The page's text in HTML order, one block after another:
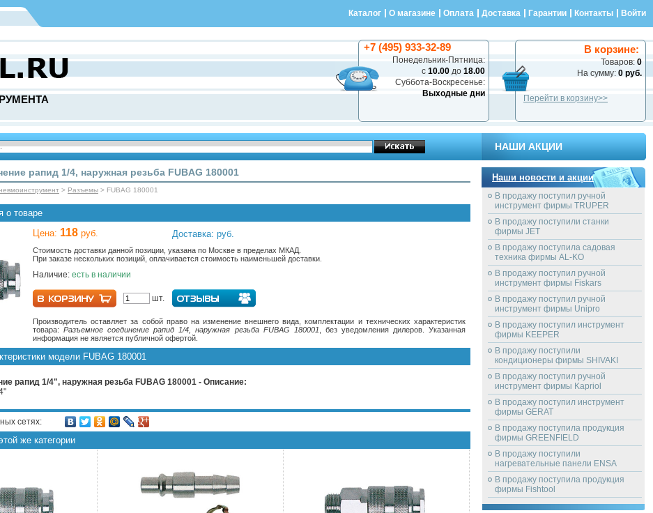
Каталог О магазине Оплата Доставка Гарантии Контакты Войти
В корзине:
Товаров: 0
На сумму: 0 руб.
Перейти в корзину>>
+7 (495) 933-32-89
Понедельник-Пятница:
с 10.00 до 18.00
Суббота-Воскресенье:
Выходные дни
НАШИ АКЦИИ
рапид 1/4, наружная резьба FUBAG 180001
> Разъемы > FUBAG 180001
о товаре
Цена: 118 руб. Доставка: руб.
Стоимость доставки данной позиции, указана по Москве в пределах МКАД.
При заказе нескольких позиций, оплачивается стоимость наименьшей доставки.
Наличие: есть в наличии
шт.
Производитель оставляет за собой право на изменение внешнего вида, комплектации и технических характеристик
товара:Разъемное соединение рапид 1/4, наружная резьба FUBAG 180001 , без уведомления дилеров. Указанная
информация не является публичной офертой.
модели FUBAG 180001
рапид 1/4", наружная резьба FUBAG 180001 - Описание:
сетях:
же категории
Наши новости и акции
В продажу поступил ручной
инструмент фирмы TRUPER
В продажу поступили станки
фирмы JET
В продажу поступила садовая
техника фирмы AL-KO
В продажу поступил ручной
инструмент фирмы Fiskars
В продажу поступил ручной
инструмент фирмы Unipro
В продажу поступил инструмент
фирмы KEEPER
В продажу поступили
кондиционеры фирмы SHIVAKI
В продажу поступил ручной
инструмент фирмы Kapriol
В продажу поступил инструмент
фирмы GERAT
В продажу поступила продукция
фирмы GREENFIELD
В продажу поступили
нагревательные панели ENSA
В продажу поступила продукция
фирмы Fishtool